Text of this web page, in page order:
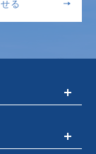
る